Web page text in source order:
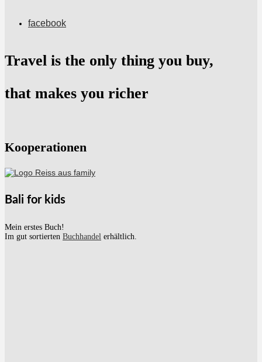
facebook
Travel is the only thing you buy,
that makes you richer
Kooperationen
Bali for kids
Mein erstes Buch!
Im gut sortierten Buchhandel erhältlich.